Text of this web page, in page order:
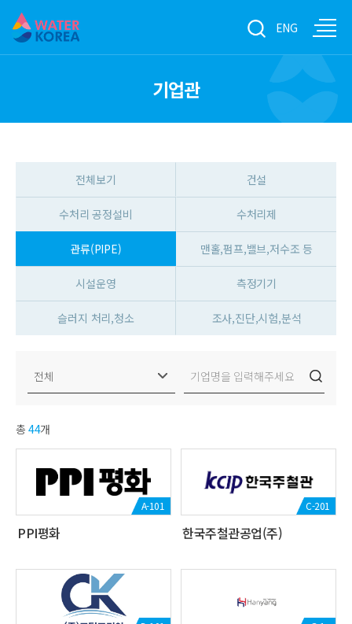
ENG
기업관
전체보기 건설
수처리 공정설비 수처리제
관류(PIPE) 맨홀,펌프,밸브,저수조 등
시설운영 측정기기
슬러지 처리,청소 조사,진단,시험,분석
총 44개
A-101
PPI평화
C-201
한국주철관공업(주)